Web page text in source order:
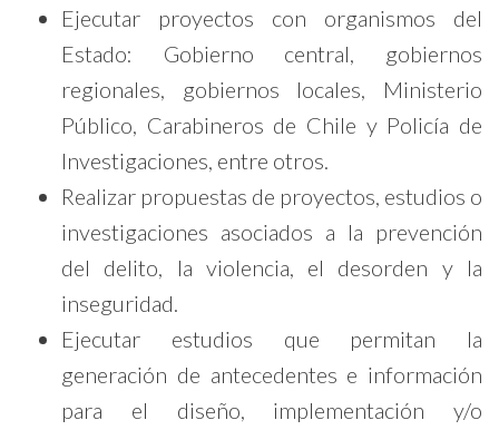
Ejecutar proyectos con organismos del
Estado: Gobierno central, gobiernos
regionales, gobiernos locales, Ministerio
Público, Carabineros de Chile y Policía de
Investigaciones, entre otros.
Realizar propuestas de proyectos, estudios o
investigaciones asociados a la prevención
del delito, la violencia, el desorden y la
inseguridad.
Ejecutar estudios que permitan la
generación de antecedentes e información
para el diseño, implementación y/o